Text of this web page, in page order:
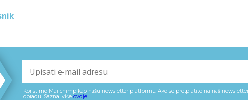
Koristimo Mailchimp kao našu newsletter platformu. Ako se pretplatite na naš
obradu. Saznaj više ovdje.